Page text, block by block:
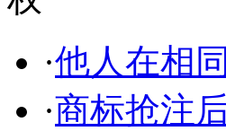
·他人在相
·商标抢注